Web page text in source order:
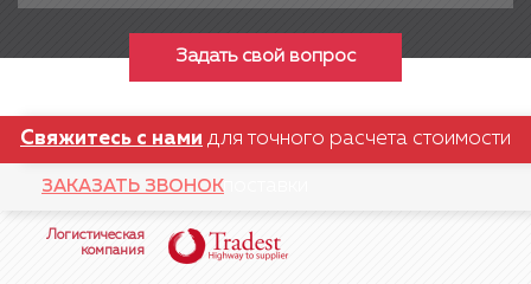
Задать свой вопрос
Свяжитесь с нами для точного расчета стоимости
поставки
ЗАКАЗАТЬ ЗВОНОК
Логистическая
компания